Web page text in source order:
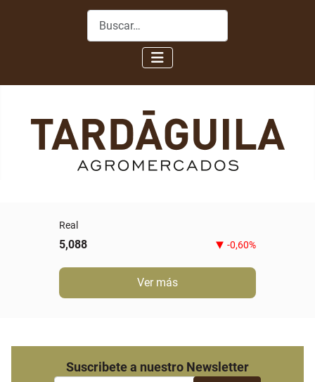
Buscar
Real
5,088 -0,60%
Ver más
Suscribete a nuestro Newsletter